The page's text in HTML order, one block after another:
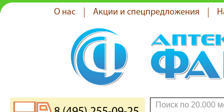
О нас Акции и спецпредложения